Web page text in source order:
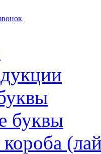
буквы